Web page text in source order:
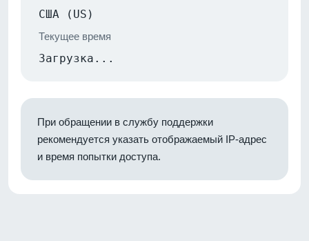
США (US)
Текущее время
Загрузка...
При обращении в службу поддержки
рекомендуется указать отображаемый IP-адрес
и время попытки доступа.